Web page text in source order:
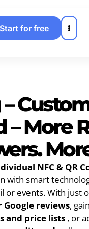
Tax" 🛑 Live
Start for free
– More
NFC & QR
with smart
or events. With just
Google reviews, gain
and price lists , or